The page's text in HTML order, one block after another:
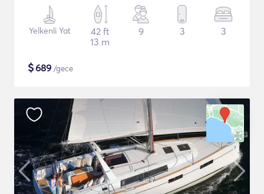
Yelkenli Yat
42 ft
13 m
9 3 3
$689 /gece